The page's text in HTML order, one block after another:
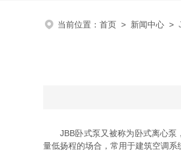
当前位置： 首页 > 新闻中心 >
JBB卧式泵又被称为卧式离心泵，
量低扬程的场合，常用于建筑空调系